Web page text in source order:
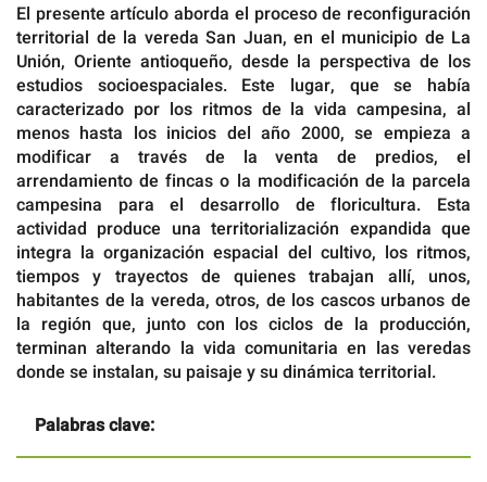
El presente artículo aborda el proceso de reconfiguración
territorial de la vereda San Juan, en el municipio de La
Unión, Oriente antioqueño, desde la perspectiva de los
estudios socioespaciales. Este lugar, que se había
caracterizado por los ritmos de la vida campesina, al
menos hasta los inicios del año 2000, se empieza a
modificar a través de la venta de predios, el
arrendamiento de fincas o la modificación de la parcela
campesina para el desarrollo de floricultura. Esta
actividad produce una territorialización expandida que
integra la organización espacial del cultivo, los ritmos,
tiempos y trayectos de quienes trabajan allí, unos,
habitantes de la vereda, otros, de los cascos urbanos de
la región que, junto con los ciclos de la producción,
terminan alterando la vida comunitaria en las veredas
donde se instalan, su paisaje y su dinámica territorial.
Palabras clave: